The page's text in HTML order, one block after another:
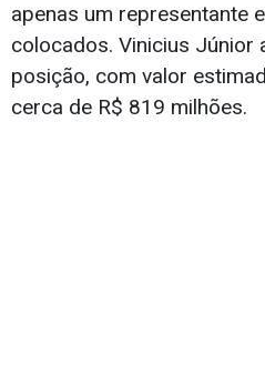
apenas um representante
colocados. Vinicius Júnior
posição, com valor
cerca de R$ 819 milhões.